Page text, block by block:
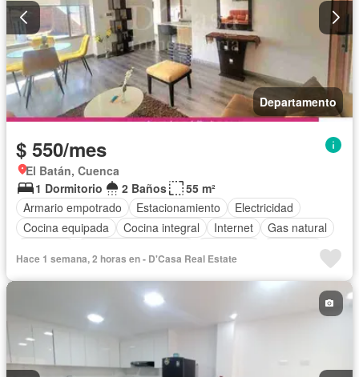
Departamento
$ 550/mes
El Batán, Cuenca
1 Dormitorio
2 Baños
55 m²
Armario empotrado
Estacionamiento
Electricidad
Cocina equipada
Cocina integral Internet
Gas natural
Acceso para personas con discapacidad
Completamente amoblado
Hace 1 semana, 2 horas en - D'Casa Real Estate